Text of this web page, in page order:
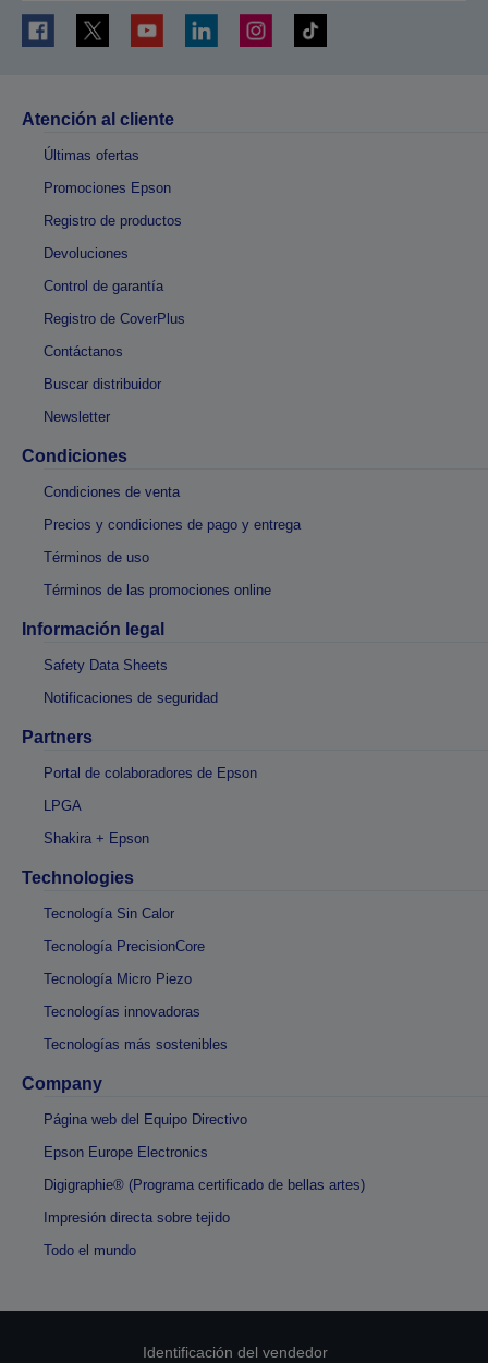
Atención al cliente
Últimas ofertas
Promociones Epson
Registro de productos
Devoluciones
Control de garantía
Registro de CoverPlus
Contáctanos
Buscar distribuidor
Newsletter
Condiciones
Condiciones de venta
Precios y condiciones de pago y entrega
Términos de uso
Términos de las promociones online
Información legal
Safety Data Sheets
Notificaciones de seguridad
Partners
Portal de colaboradores de Epson
LPGA
Shakira + Epson
Technologies
Tecnología Sin Calor
Tecnología PrecisionCore
Tecnología Micro Piezo
Tecnologías innovadoras
Tecnologías más sostenibles
Company
Página web del Equipo Directivo
Epson Europe Electronics
Digigraphie® (Programa certificado de bellas artes)
Impresión directa sobre tejido
Todo el mundo
Identificación del vendedor